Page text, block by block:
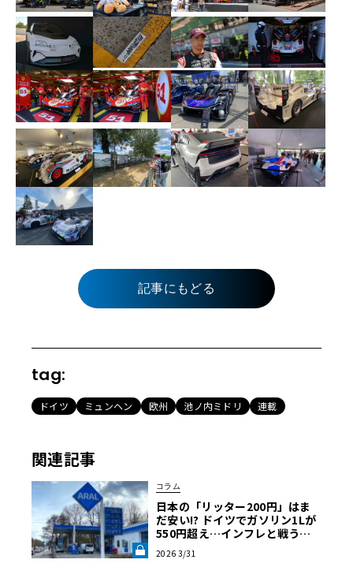
記事にもどる
tag:
ドイツ ミュンヘン 欧州 池ノ内ミドリ 連載
関連記事
コラム
日本の「リッター200円」はま
だ安い!? ドイツでガソリン1Lが
550円超え…インフレと戦うア
VOLANT LAB》
2026 3/31